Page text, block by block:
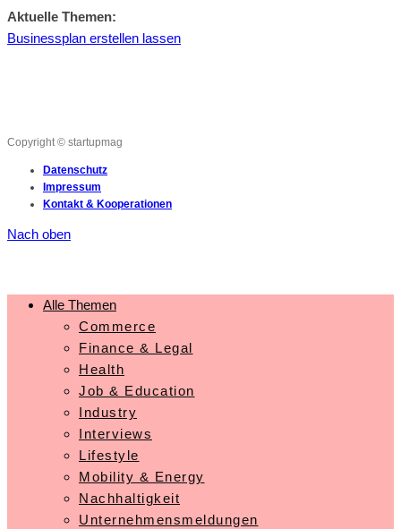
Aktuelle Themen:
Businessplan erstellen lassen
Copyright © startupmag
Datenschutz
Impressum
Kontakt & Kooperationen
Nach oben
Alle Themen
Commerce
Finance & Legal
Health
Job & Education
Industry
Interviews
Lifestyle
Mobility & Energy
Nachhaltigkeit
Unternehmensmeldungen